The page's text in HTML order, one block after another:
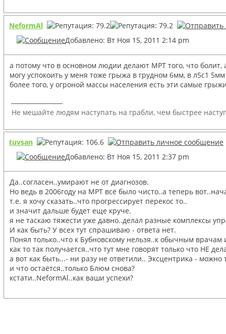
NeformAl
Добавлено: Вт Ноя 15, 2011 2:14 pm
а потому что в основном людии делают МРТ того, что
могу успокоить у меня тоже грыжа в грудном 6мм, в л5с1
более того, у огроной массы населения есть эти самые
Не мешайте людям наступать на грабли, чем быстрее
tuvsan
Добавлено: Вт Ноя 15, 2011 2:37 pm
Да..согласен..умирают не от диагнозов.
Но ведь в 2006году на МРТ всё было чисто..а теперь
т.е. я хочу сказать..что прогрессирует перекос то..
и значит дальше будет еще круче.
я не таскаю тяжести уже давно..делал разные комплексы
И как быть? У всех тут спрашиваю - ответа нет.
Понял только..что к Бубновскому нельзя..к обычным
как то так получается..что тут мне говорят только что НЕ
а вот как быть...- ни разу не ответили.. Эксцентрика -
и что остаётся..только Блюм снова?
кстати..NeformAl..как ваши успехи?